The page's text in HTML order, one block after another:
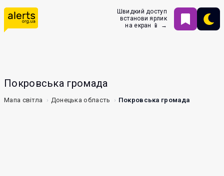
Швидкий доступ
встанови ярлик
на екран 📱 →
Покровська громада
Мапа світла Донецька область Покровська громада